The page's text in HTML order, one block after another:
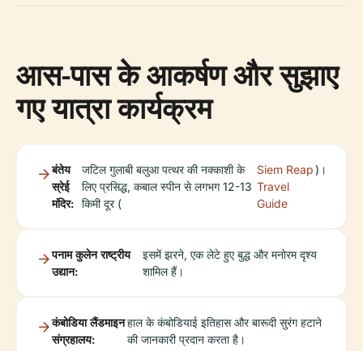
आस-पास के आकर्षण और सुझाए
गए यात्रा कार्यक्रम
बंतेय
स्रेई
मंदिर:
जटिल गुलाबी बलुआ पत्थर की नक्काशी के
लिए प्रसिद्ध, कबाल स्पीन से लगभग 12-13
किमी दूर (
Siem Reap
Travel
Guide
)।
पनाम कुलेन राष्ट्रीय
उद्यान:
इसमें झरने, एक लेटे हुए बुद्ध और मनोरम दृश्य
शामिल हैं।
कंबोडिया लैंडमाइन
संग्रहालय:
हाल के कंबोडियाई इतिहास और बारूदी सुरंग हटाने
की जानकारी प्रदान करता है।